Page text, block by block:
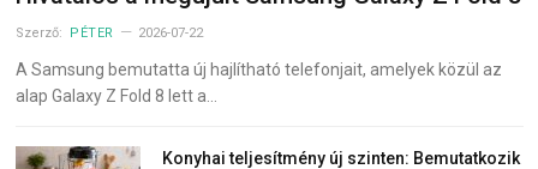
Szerző: PÉTER 2026-07-22
A Samsung bemutatta új hajlítható telefonjait, amelyek közül az
alap Galaxy Z Fold 8 lett a…
Konyhai teljesítmény új szinten: Bemutatkozik